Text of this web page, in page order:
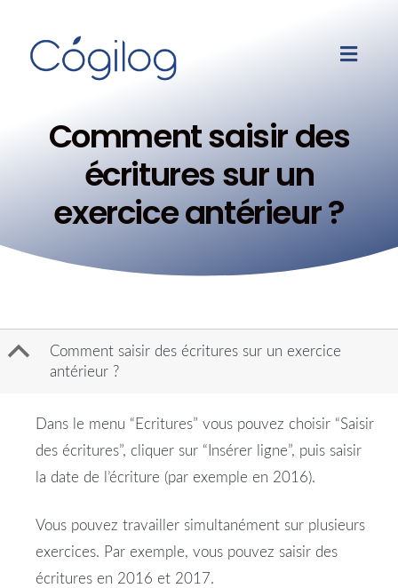
Comment saisir des
écritures sur un
exercice antérieur ?
B
Comment saisir des écritures sur un exercice
antérieur ?
Dans le menu “Ecritures” vous pouvez choisir “Saisir
des écritures”, cliquer sur “Insérer ligne”, puis saisir
la date de l’écriture (par exemple en 2016).
Vous pouvez travailler simultanément sur plusieurs
exercices. Par exemple, vous pouvez saisir des
écritures en 2016 et 2017.